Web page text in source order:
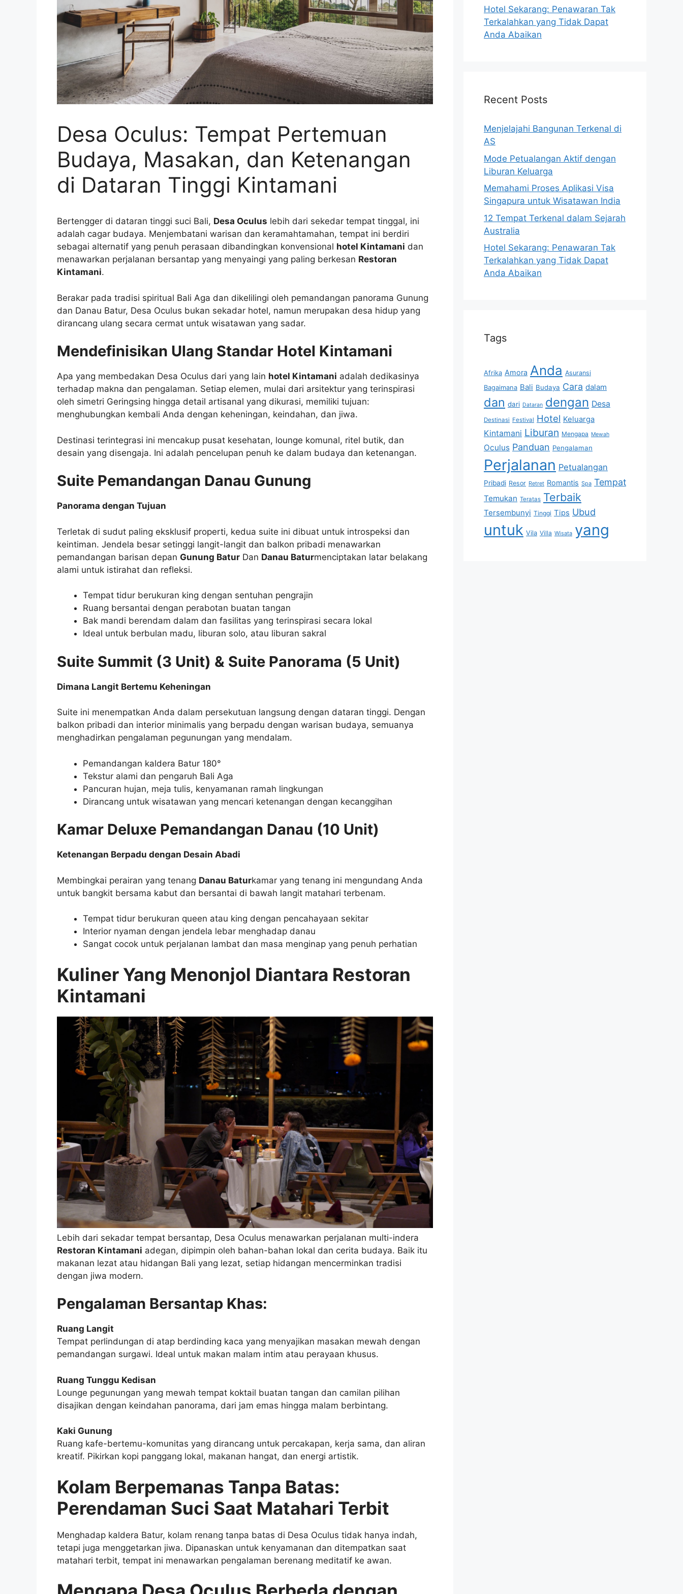
Desa Oculus: Tempat Pertemuan
Budaya, Masakan, dan Ketenangan
di Dataran Tinggi Kintamani
Bertengger di dataran tinggi suci Bali, Desa Oculus lebih dari sekedar tempat tinggal, ini
adalah cagar budaya. Menjembatani warisan dan keramahtamahan, tempat ini berdiri
sebagai alternatif yang penuh perasaan dibandingkan konvensional hotel Kintamani dan
menawarkan perjalanan bersantap yang menyaingi yang paling berkesan Restoran
Kintamani.
Berakar pada tradisi spiritual Bali Aga dan dikelilingi oleh pemandangan panorama Gunung
dan Danau Batur, Desa Oculus bukan sekadar hotel, namun merupakan desa hidup yang
dirancang ulang secara cermat untuk wisatawan yang sadar.
Mendefinisikan Ulang Standar Hotel Kintamani
Apa yang membedakan Desa Oculus dari yang lain hotel Kintamani adalah dedikasinya
terhadap makna dan pengalaman. Setiap elemen, mulai dari arsitektur yang terinspirasi
oleh simetri Geringsing hingga detail artisanal yang dikurasi, memiliki tujuan:
menghubungkan kembali Anda dengan keheningan, keindahan, dan jiwa.
Destinasi terintegrasi ini mencakup pusat kesehatan, lounge komunal, ritel butik, dan
desain yang disengaja. Ini adalah pencelupan penuh ke dalam budaya dan ketenangan.
Suite Pemandangan Danau Gunung
Panorama dengan Tujuan
Terletak di sudut paling eksklusif properti, kedua suite ini dibuat untuk introspeksi dan
keintiman. Jendela besar setinggi langit-langit dan balkon pribadi menawarkan
pemandangan barisan depan Gunung Batur Dan Danau Baturmenciptakan latar belakang
alami untuk istirahat dan refleksi.
Tempat tidur berukuran king dengan sentuhan pengrajin
Ruang bersantai dengan perabotan buatan tangan
Bak mandi berendam dalam dan fasilitas yang terinspirasi secara lokal
Ideal untuk berbulan madu, liburan solo, atau liburan sakral
Suite Summit (3 Unit) & Suite Panorama (5 Unit)
Dimana Langit Bertemu Keheningan
Suite ini menempatkan Anda dalam persekutuan langsung dengan dataran tinggi. Dengan
balkon pribadi dan interior minimalis yang berpadu dengan warisan budaya, semuanya
menghadirkan pengalaman pegunungan yang mendalam.
Pemandangan kaldera Batur 180°
Tekstur alami dan pengaruh Bali Aga
Pancuran hujan, meja tulis, kenyamanan ramah lingkungan
Dirancang untuk wisatawan yang mencari ketenangan dengan kecanggihan
Kamar Deluxe Pemandangan Danau (10 Unit)
Ketenangan Berpadu dengan Desain Abadi
Membingkai perairan yang tenang Danau Baturkamar yang tenang ini mengundang Anda
untuk bangkit bersama kabut dan bersantai di bawah langit matahari terbenam.
Tempat tidur berukuran queen atau king dengan pencahayaan sekitar
Interior nyaman dengan jendela lebar menghadap danau
Sangat cocok untuk perjalanan lambat dan masa menginap yang penuh perhatian
Kuliner Yang Menonjol Diantara Restoran
Kintamani
Lebih dari sekadar tempat bersantap, Desa Oculus menawarkan perjalanan multi-indera
Restoran Kintamani adegan, dipimpin oleh bahan-bahan lokal dan cerita budaya. Baik itu
makanan lezat atau hidangan Bali yang lezat, setiap hidangan mencerminkan tradisi
dengan jiwa modern.
Pengalaman Bersantap Khas:
Ruang Langit
Tempat perlindungan di atap berdinding kaca yang menyajikan masakan mewah dengan
pemandangan surgawi. Ideal untuk makan malam intim atau perayaan khusus.
Ruang Tunggu Kedisan
Lounge pegunungan yang mewah tempat koktail buatan tangan dan camilan pilihan
disajikan dengan keindahan panorama, dari jam emas hingga malam berbintang.
Kaki Gunung
Ruang kafe-bertemu-komunitas yang dirancang untuk percakapan, kerja sama, dan aliran
kreatif. Pikirkan kopi panggang lokal, makanan hangat, dan energi artistik.
Kolam Berpemanas Tanpa Batas:
Perendaman Suci Saat Matahari Terbit
Menghadap kaldera Batur, kolam renang tanpa batas di Desa Oculus tidak hanya indah,
tetapi juga menggetarkan jiwa. Dipanaskan untuk kenyamanan dan ditempatkan saat
matahari terbit, tempat ini menawarkan pengalaman berenang meditatif ke awan.
Hotel Sekarang: Penawaran Tak
Terkalahkan yang Tidak Dapat
Anda Abaikan
Recent Posts
Menjelajahi Bangunan Terkenal di
AS
Mode Petualangan Aktif dengan
Liburan Keluarga
Memahami Proses Aplikasi Visa
Singapura untuk Wisatawan India
12 Tempat Terkenal dalam Sejarah
Australia
Hotel Sekarang: Penawaran Tak
Terkalahkan yang Tidak Dapat
Anda Abaikan
Tags
Afrika Amora Anda Asuransi
Bagaimana Bali Budaya Cara dalam
dan dari Dataran dengan Desa
Destinasi Festival Hotel Keluarga
Kintamani Liburan Mengapa Mewah
Oculus Panduan Pengalaman
Perjalanan Petualangan
Pribadi Resor Retret Romantis Spa Tempat
Temukan Teratas Terbaik
Tersembunyi Tinggi Tips Ubud
untuk Vila Villa Wisata yang